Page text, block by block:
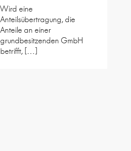
Wird eine
Anteilsübertragung, die
Anteile an einer
grundbesitzenden GmbH
betrifft, […]